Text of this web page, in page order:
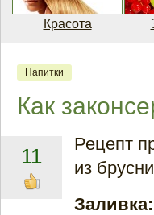
Красота
Напитки
Как
11
Рецепт
из
Заливка: